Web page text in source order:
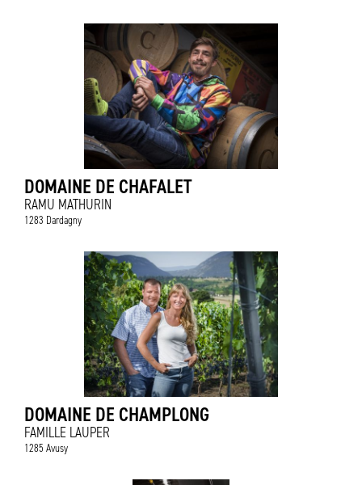
DOMAINE DE CHAFALET
RAMU MATHURIN
1283 Dardagny
DOMAINE DE CHAMPLONG
FAMILLE LAUPER
1285 Avusy